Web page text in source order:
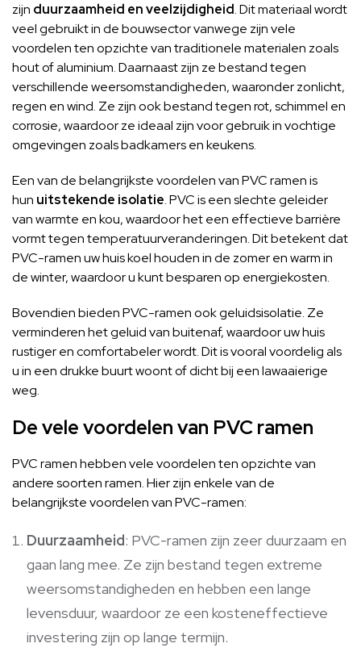
zijn duurzaamheid en veelzijdigheid. Dit materiaal wordt
veel gebruikt in de bouwsector vanwege zijn vele
voordelen ten opzichte van traditionele materialen zoals
hout of aluminium. Daarnaast zijn ze bestand tegen
verschillende weersomstandigheden, waaronder zonlicht,
regen en wind. Ze zijn ook bestand tegen rot, schimmel en
corrosie, waardoor ze ideaal zijn voor gebruik in vochtige
omgevingen zoals badkamers en keukens.
Een van de belangrijkste voordelen vanPVC ramenis
hun uitstekende isolatie. PVC is een slechte geleider
van warmte en kou, waardoor het een effectieve barrière
vormt tegen temperatuurveranderingen. Dit betekent dat
PVC-ramen uw huis koel houden in de zomer en warm in
de winter, waardoor u kunt besparen op energiekosten.
Bovendien bieden PVC-ramen ook geluidsisolatie. Ze
verminderen het geluid van buitenaf, waardoor uw huis
rustiger en comfortabeler wordt. Dit is vooral voordelig als
u in een drukke buurt woont of dicht bij een lawaaierige
weg.
De vele voordelen van PVC ramen
PVC ramen hebben vele voordelen ten opzichte van
andere soorten ramen. Hier zijn enkele van de
belangrijkste voordelen van PVC-ramen:
Duurzaamheid: PVC-ramen zijn zeer duurzaam en
gaan lang mee. Ze zijn bestand tegen extreme
weersomstandigheden en hebben een lange
levensduur, waardoor ze een kosteneffectieve
investering zijn op lange termijn.